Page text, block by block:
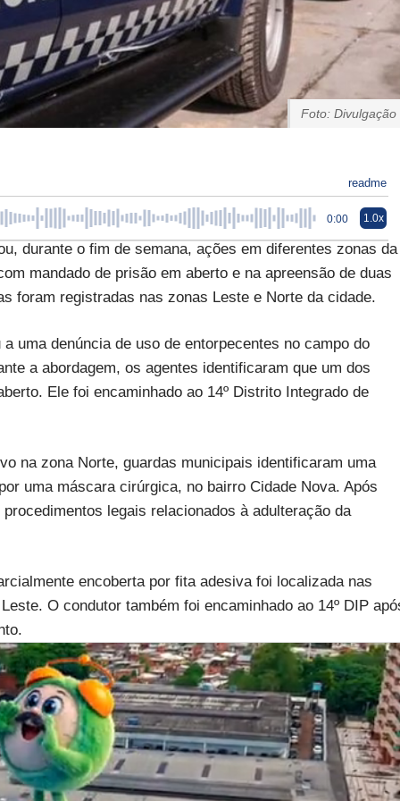
Foto: Divulgação
readme
0:00 1.0x
durante o fim de semana, ações em diferentes zonas da
mandado de prisão em aberto e na apreensão de duas
foram registradas nas zonas Leste e Norte da cidade.
uma denúncia de uso de entorpecentes no campo do
a abordagem, os agentes identificaram que um dos
Ele foi encaminhado ao 14º Distrito Integrado de
na zona Norte, guardas municipais identificaram uma
uma máscara cirúrgica, no bairro Cidade Nova. Após
legais relacionados à adulteração da
encoberta por fita adesiva foi localizada nas
O condutor também foi encaminhado ao 14º DIP